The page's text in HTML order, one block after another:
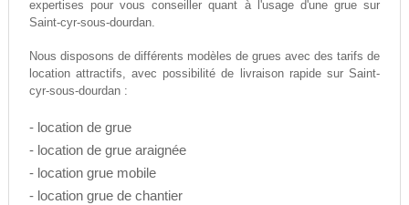
expertises pour vous conseiller quant à l'usage d'une grue sur
Saint-cyr-sous-dourdan.
Nous disposons de différents modèles de grues avec des tarifs de
location attractifs, avec possibilité de livraison rapide sur Saint-
cyr-sous-dourdan :
- location de grue
- location de grue araignée
- location grue mobile
- location grue de chantier